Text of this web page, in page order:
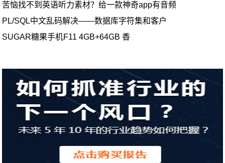
苦恼找不到英语听力素材？给一款神奇app有音频
PL/SQL中文乱码解决——数据库字符集和客户
SUGAR糖果手机F11 4GB+64GB 香